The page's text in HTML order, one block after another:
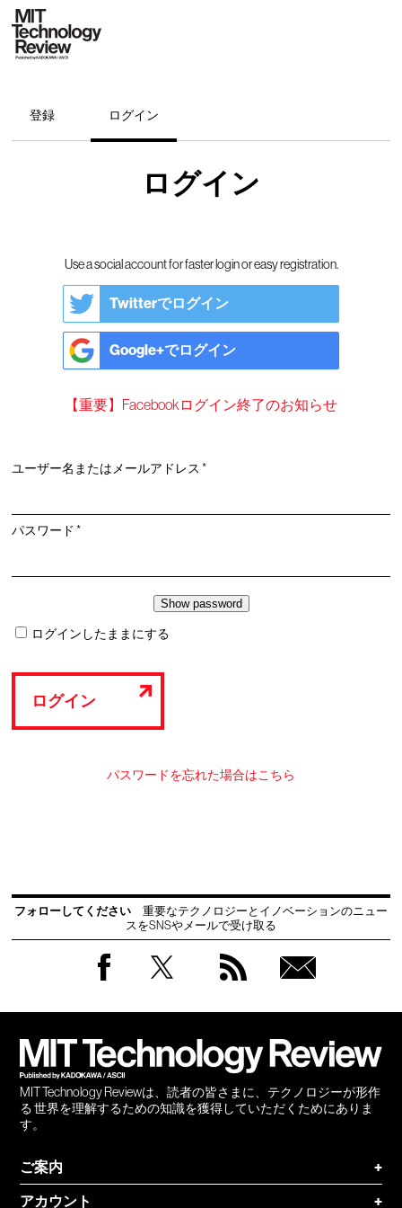
登録 ログイン
ログイン
Use a social account for faster login or easy registration.
Twitterでログイン
Google+でログイン
【重要】Facebookログイン終了のお知らせ
ユーザー名またはメールアドレス*必
パスワード*必
ログインしたままにする
ログイン
パスワードを忘れた場合はこちら
フォローしてください
重要なテクノロジーとイノベーションのニュー
スをSNSやメールで受け取る
MIT Technology Reviewは、読者の皆さまに、テクノロジーが形作
る 世界を理解するための知識を獲得していただくためにありま
す。
ご案内
+
アカウント
+